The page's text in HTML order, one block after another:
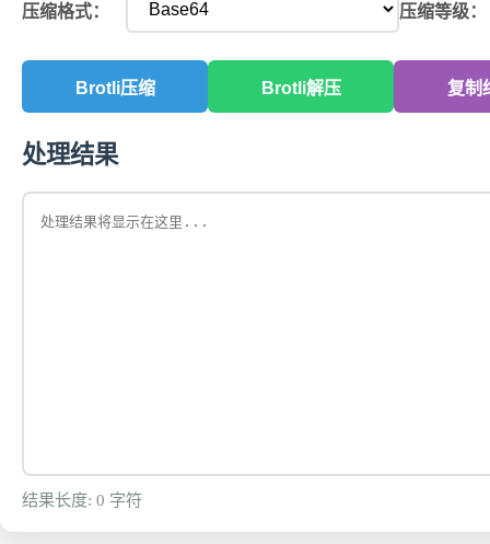
压缩格式： 压缩等级：
Brotli压缩 Brotli解压 复制
处理结果
结果长度: 0 字符